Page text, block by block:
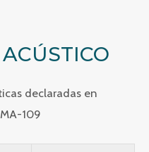
declaradas en
109